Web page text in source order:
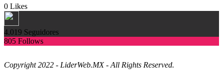
0 Likes
4.019 Seguidores
805 Follows
Copyright 2022 - LiderWeb.MX - All Rights Reserved.